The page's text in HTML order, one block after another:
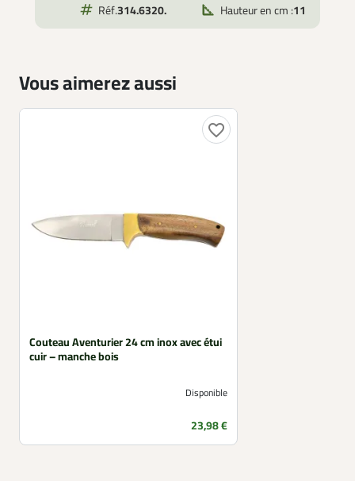
Réf.314.6320.
Hauteur en cm :11
Vous aimerez aussi
favorite_border
Couteau Aventurier 24 cm inox avec étui
cuir – manche bois
Disponible
Prix
23,98 €